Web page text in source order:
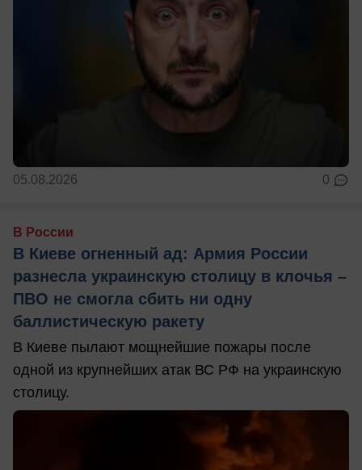
05.08.2026 0
В России
В Киеве огненный ад: Армия России
разнесла украинскую столицу в клочья –
ПВО не смогла сбить ни одну
баллистическую ракету
В Киеве пылают мощнейшие пожары после
одной из крупнейших атак ВС РФ на украинскую
столицу.